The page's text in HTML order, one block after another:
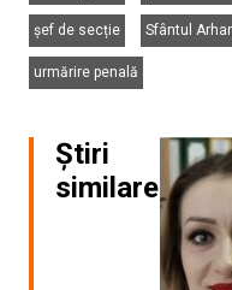
șef de secție
Sfântul
urmărire penală
Știri
similare